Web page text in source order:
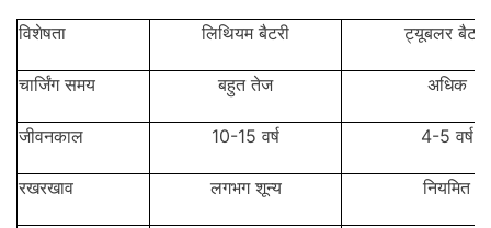
विशेषता लिथियम बैटरी ट्यूबलर बैटरी
चार्जिंग समय बहुत तेज अधिक
जीवनकाल 10-15वर्ष 4-5वर्ष
रखरखाव लगभग शून्य नियमित